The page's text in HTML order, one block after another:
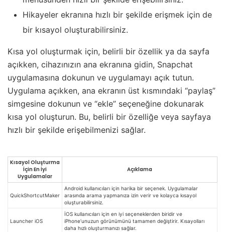
Hikayeler ekranına hızlı bir şekilde erişmek için de
bir kısayol oluşturabilirsiniz.
Kısa yol oluşturmak için, belirli bir özellik ya da sayfa
açıkken, cihazınızın ana ekranına gidin, Snapchat
uygulamasına dokunun ve uygulamayı açık tutun.
Uygulama açıkken, ana ekranın üst kısmındaki “paylaş”
simgesine dokunun ve “ekle” seçeneğine dokunarak
kısa yol oluşturun. Bu, belirli bir özelliğe veya sayfaya
hızlı bir şekilde erişebilmenizi sağlar.
Kısayol Oluşturma
İçin En İyi
Uygulamalar
Açıklama
QuickShortcutMaker
Android kullanıcıları için harika bir seçenek. Uygulamalar
arasında arama yapmanıza izin verir ve kolayca kısayol
oluşturabilirsiniz.
Launcher iOS
İOS kullanıcıları için en iyi seçeneklerden biridir ve
iPhone’unuzun görünümünü tamamen değiştirir. Kısayolları
daha hızlı oluşturmanızı sağlar.